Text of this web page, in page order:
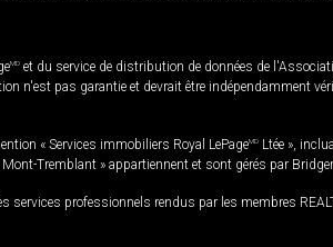
MD et du service de distribution de données de
n'est pas garantie et devrait être indépendamment
« Services immobiliers Royal LePageMD Ltée »,
Tremblant » appartiennent et sont gérés par
professionnels rendus par les membres